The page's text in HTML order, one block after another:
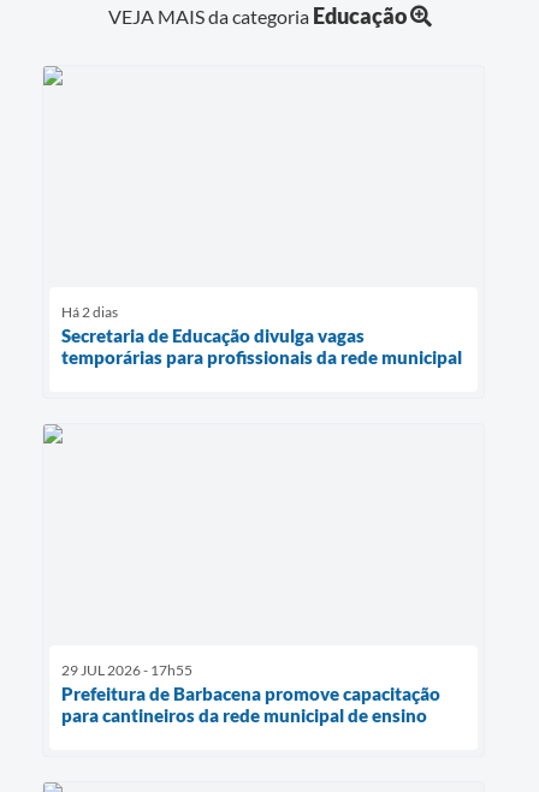
VEJA MAIS da categoria Educação
Há 2 dias
Secretaria de Educação divulga vagas
temporárias para profissionais da rede municipal
29 JUL 2026 - 17h55
Prefeitura de Barbacena promove capacitação
para cantineiros da rede municipal de ensino